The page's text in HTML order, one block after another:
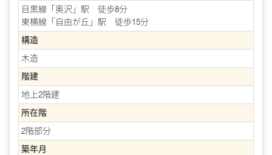
目黒線「奥沢」駅 徒歩8分
東横線「自由が丘」駅 徒歩15分
構造
木造
階建
地上2階建
所在階
2階部分
築年月